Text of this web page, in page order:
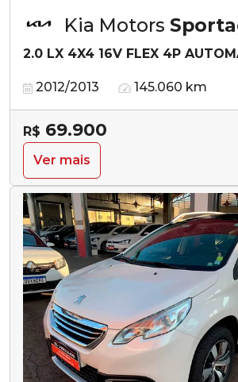
Kia Motors
2.0 LX 4X4 16V FLEX 4P
2012/2013 145.060 km
R$ 69.900
Ver mais